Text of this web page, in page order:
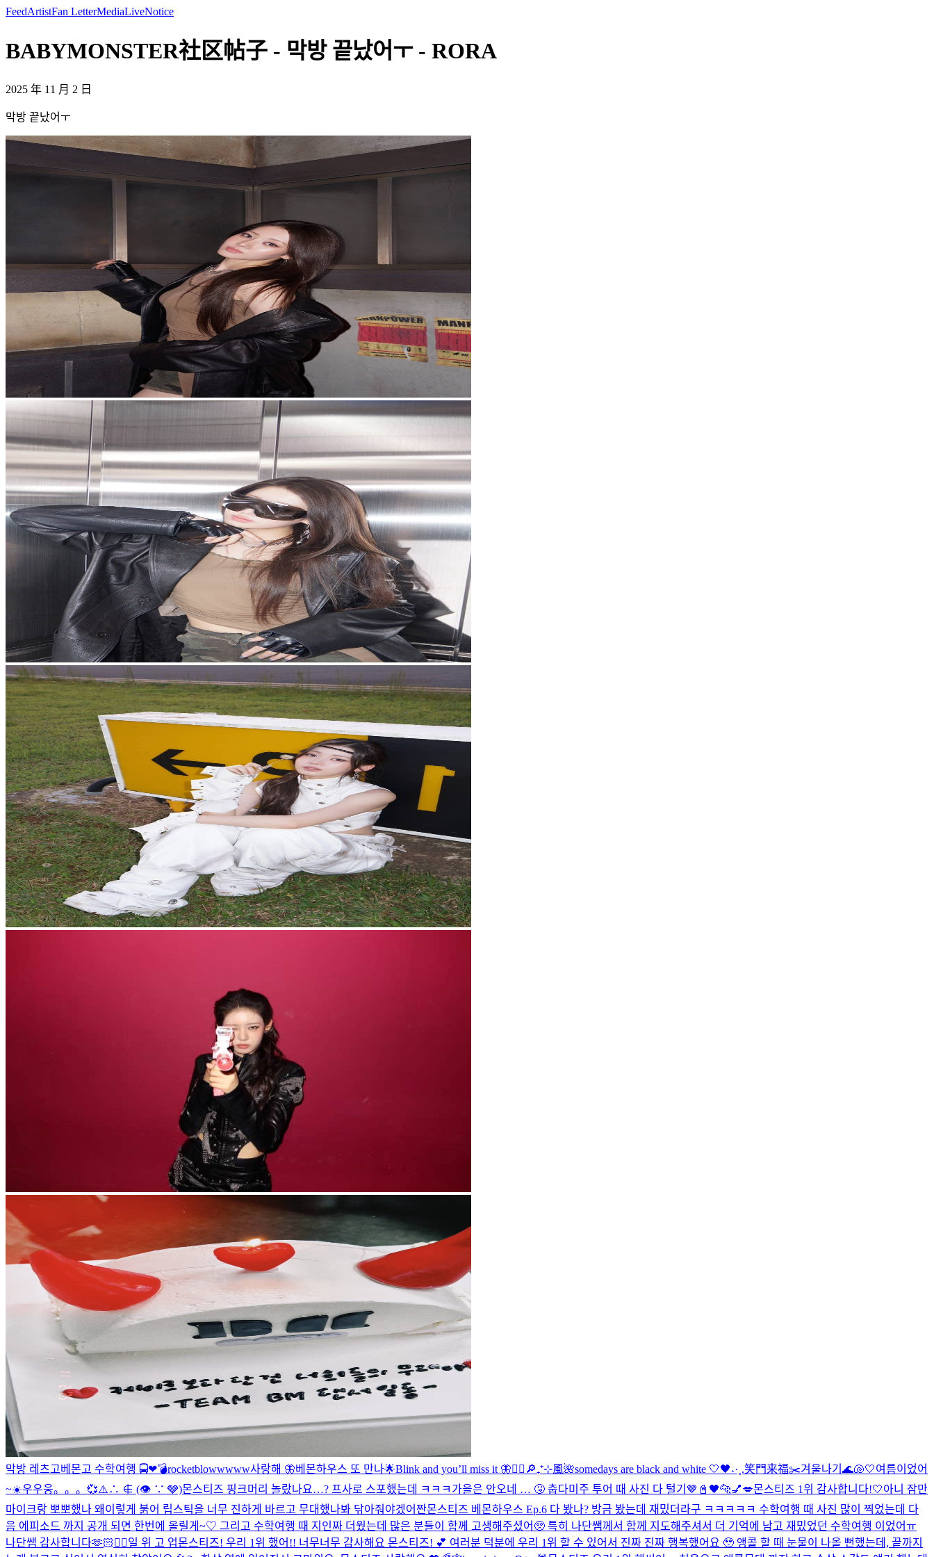
FeedArtistFan LetterMediaLiveNotice
BABYMONSTER社区帖子 - 막방 끝났어ㅜ - RORA
2025 年 11 月 2 日
막방 끝났어ㅜ
막방 레츠고베몬고 수학여행 🚍❤︎💣rocketblowwwww사랑해 🦋베몬하우스 또 만나🌟Blink and you’ll miss it 🦋❤️‍🔥 🔎₊⁺⊹風🌺somedays are black and white 🤍🖤˖·˳.笑門来福✂️겨울나기 🌊🐚🤍여름이었어
~☀️우우웅。。。💞⚠️∴ ∉ (👁 ∵ 🩶)몬스티즈 핑크머리 놀랐나요…? 프사로 스포했는데 ㅋㅋㅋ 가을은 안오네 … 🤧 춥다미주 투어 때 사진 다 털기🤎 📓🖤🐆💅💋몬스티즈 1위 감사합니다!🤍아니 잠만
마이크랑 뽀뽀했나 왜이렇게 붉어 립스틱을 너무 진하게 바르고 무대했나봐 닦아줘야겠어짠몬스티즈 베몬하우스 Ep.6 다 봤나? 방금 봤는데 재밌더라구 ㅋㅋㅋㅋㅋ 수학여행 때 사진 많이 찍었는데 다
음 에피소드 까지 공개 되면 한번에 올릴게~♡ 그리고 수학여행 때 지인짜 더웠는데 많은 분들이 함께 고생해주셨어🥺 특히 나단쌤께서 함께 지도해주셔서 더 기억에 남고 재밌었던 수학여행 이었어ㅠ
나단쌤 감사합니다🫶🏻 ❤️‍🔥일 위 고 업몬스티즈! 우리 1위 했어!! 너무너무 감사해요 몬스티즈! 💕 여러분 덕분에 우리 1위 할 수 있어서 진짜 진짜 행복했어요 🥹 앵콜 할 때 눈물이 나올 뻔했는데, 끝까지